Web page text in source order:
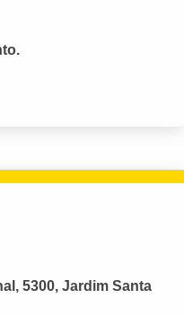
5300, Jardim Santa